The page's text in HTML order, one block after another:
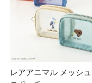
レアアニマル メッシュ